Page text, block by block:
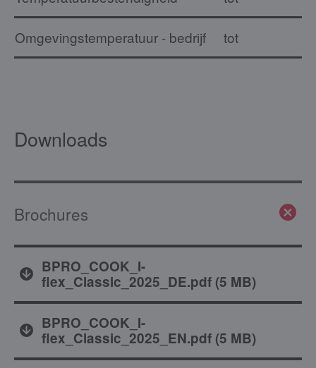
Omgevingstemperatuur - bedrijf tot
Downloads
Brochures
BPRO_COOK_I-
flex_Classic_2025_DE.pdf(5 MB)
BPRO_COOK_I-
flex_Classic_2025_EN.pdf(5 MB)